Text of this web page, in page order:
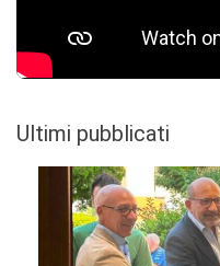
Ultimi pubblicati